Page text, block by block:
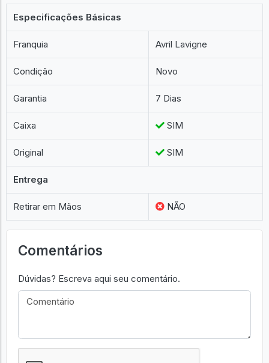
Especificações Básicas
Franquia Avril Lavigne
Condição Novo
Garantia 7 Dias
Caixa SIM
Original SIM
Entrega
Retirar em Mãos NÃO
Comentários
Dúvidas? Escreva aqui seu comentário.